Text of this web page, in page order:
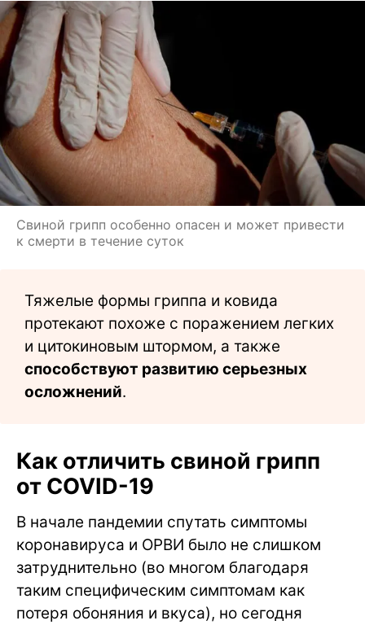
Свиной грипп особенно опасен и может привести
к смерти в течение суток
Тяжелые формы гриппа и ковида
протекают похоже с поражением легких
и цитокиновым штормом, а также
способствуют развитию серьезных
осложнений.
Как отличить свиной грипп
от COVID-19
В начале пандемии спутать симптомы
коронавируса и ОРВИ было не слишком
затруднительно (во многом благодаря
таким специфическим симптомам как
потеря обоняния и вкуса), но сегодня